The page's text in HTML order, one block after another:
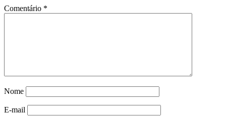
Comentário *
Nome
E-mail